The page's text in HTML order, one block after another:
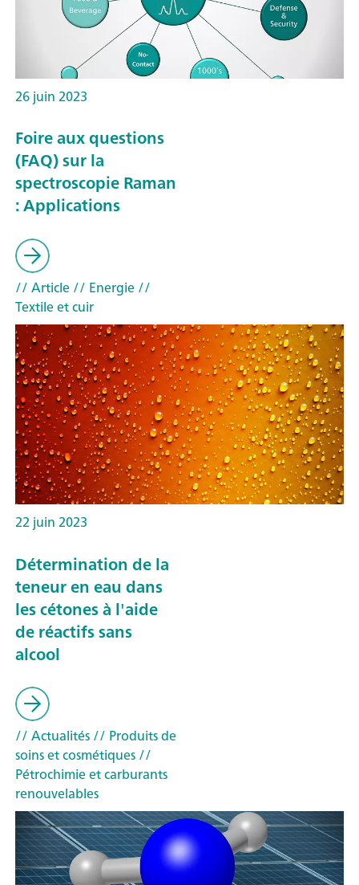
26 juin 2023
Foire aux questions
(FAQ) sur la
spectroscopie Raman
: Applications
// Article// Energie//
Textile et cuir
22 juin 2023
Détermination de la
teneur en eau dans
les cétones à l'aide
de réactifs sans
alcool
// Actualités// Produits de
soins et cosmétiques//
Pétrochimie et carburants
renouvelables